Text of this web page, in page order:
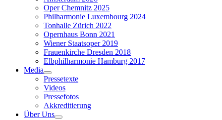
Oper Chemnitz 2025
Philharmonie Luxembourg 2024
Tonhalle Zürich 2022
Opernhaus Bonn 2021
Wiener Staatsoper 2019
Frauenkirche Dresden 2018
Elbphilharmonie Hamburg 2017
Media
Pressetexte
Videos
Pressefotos
Akkreditierung
Über Uns